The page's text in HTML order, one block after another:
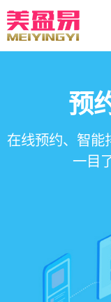
智慧
一站式解决养
会
会员积分、套
预
在线预约、智
一目
健康
客户体质记录